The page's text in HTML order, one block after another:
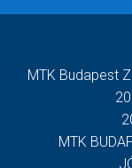
MTK Budapest
MTK